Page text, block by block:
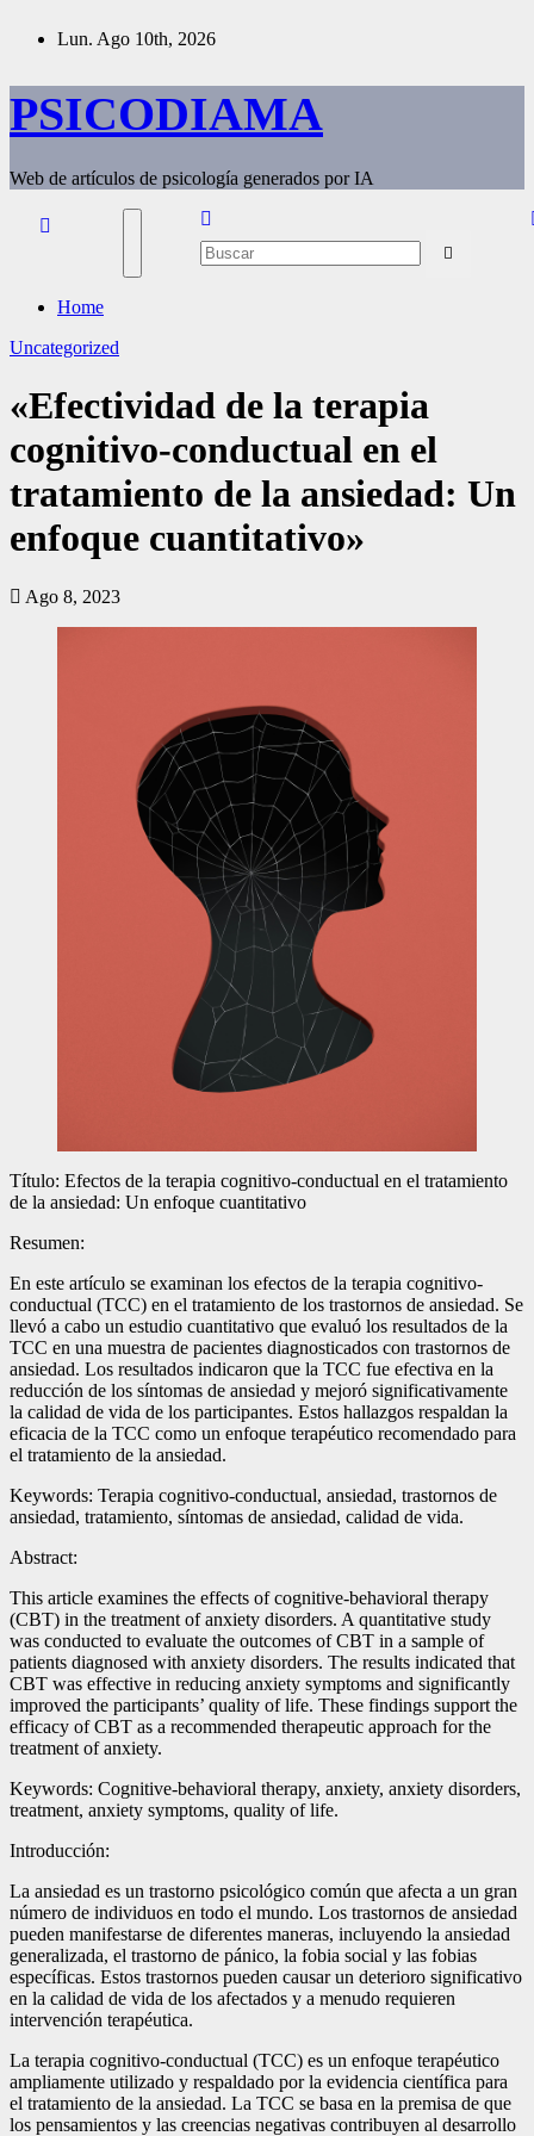
Lun. Ago 10th, 2026
PSICODIAMA
Web de artículos de psicología generados por IA
Home
Uncategorized
«Efectividad de la terapia
cognitivo-conductual en el
tratamiento de la ansiedad: Un
enfoque cuantitativo»
Ago 8, 2023
Título: Efectos de la terapia cognitivo-conductual en el tratamiento
de la ansiedad: Un enfoque cuantitativo
Resumen:
En este artículo se examinan los efectos de la terapia cognitivo-
conductual (TCC) en el tratamiento de los trastornos de ansiedad. Se
llevó a cabo un estudio cuantitativo que evaluó los resultados de la
TCC en una muestra de pacientes diagnosticados con trastornos de
ansiedad. Los resultados indicaron que la TCC fue efectiva en la
reducción de los síntomas de ansiedad y mejoró significativamente
la calidad de vida de los participantes. Estos hallazgos respaldan la
eficacia de la TCC como un enfoque terapéutico recomendado para
el tratamiento de la ansiedad.
Keywords: Terapia cognitivo-conductual, ansiedad, trastornos de
ansiedad, tratamiento, síntomas de ansiedad, calidad de vida.
Abstract:
This article examines the effects of cognitive-behavioral therapy
(CBT) in the treatment of anxiety disorders. A quantitative study
was conducted to evaluate the outcomes of CBT in a sample of
patients diagnosed with anxiety disorders. The results indicated that
CBT was effective in reducing anxiety symptoms and significantly
improved the participants’ quality of life. These findings support the
efficacy of CBT as a recommended therapeutic approach for the
treatment of anxiety.
Keywords: Cognitive-behavioral therapy, anxiety, anxiety disorders,
treatment, anxiety symptoms, quality of life.
Introducción:
La ansiedad es un trastorno psicológico común que afecta a un gran
número de individuos en todo el mundo. Los trastornos de ansiedad
pueden manifestarse de diferentes maneras, incluyendo la ansiedad
generalizada, el trastorno de pánico, la fobia social y las fobias
específicas. Estos trastornos pueden causar un deterioro significativo
en la calidad de vida de los afectados y a menudo requieren
intervención terapéutica.
La terapia cognitivo-conductual (TCC) es un enfoque terapéutico
ampliamente utilizado y respaldado por la evidencia científica para
el tratamiento de la ansiedad. La TCC se basa en la premisa de que
los pensamientos y las creencias negativas contribuyen al desarrollo